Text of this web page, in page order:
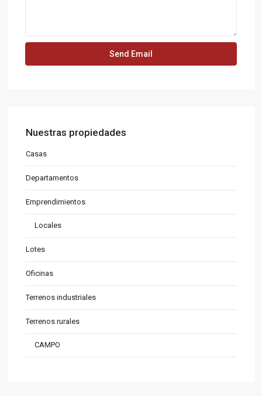
Nuestras propiedades
Casas
Departamentos
Emprendimientos
Locales
Lotes
Oficinas
Terrenos industriales
Terrenos rurales
CAMPO